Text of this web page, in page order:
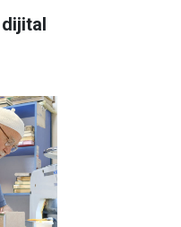
dijital